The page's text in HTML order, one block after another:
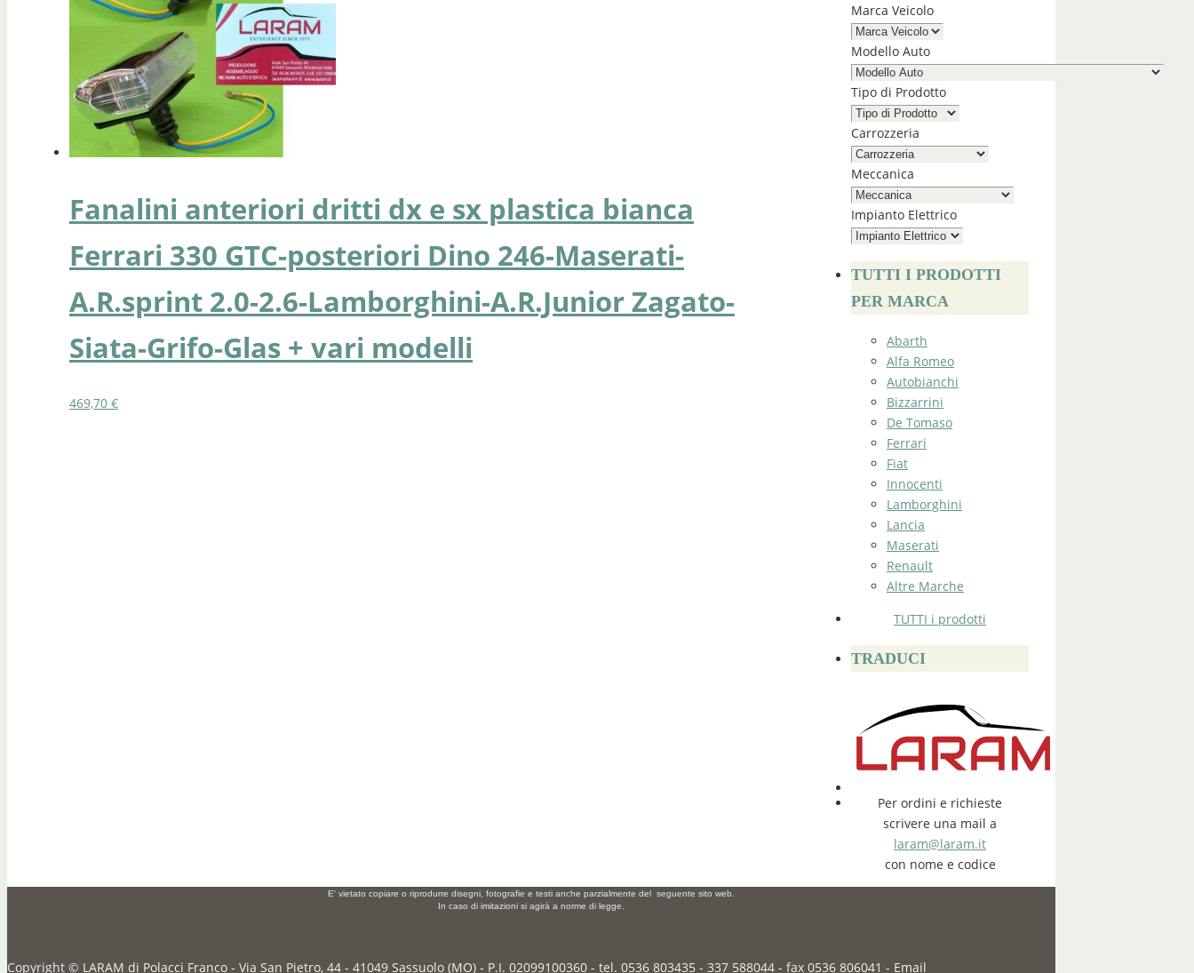
Fanalini anteriori dritti dx e sx plastica bianca
Ferrari 330 GTC-posteriori Dino 246-Maserati-
A.R.sprint 2.0-2.6-Lamborghini-A.R.Junior Zagato-
Siata-Grifo-Glas + vari modelli
469,70 €
Marca Veicolo
Modello Auto
Tipo di Prodotto
Carrozzeria
Meccanica
Impianto Elettrico
TUTTI I PRODOTTI
PER MARCA
Abarth
Alfa Romeo
Autobianchi
Bizzarrini
De Tomaso
Ferrari
Fiat
Innocenti
Lamborghini
Lancia
Maserati
Renault
Altre Marche
TUTTI i prodotti
TRADUCI
Per ordini e richieste
scrivere una mail a
laram@laram.it
con nome e codice
E' vietato copiare o riprodurre disegni, fotografie e testi anche parzialmente del seguente sito web.
In caso di imitazioni si agirà a norme di legge.
Copyright © LARAM di Polacci Franco - Via San Pietro, 44 - 41049 Sassuolo (MO) - P.I. 02099100360 - tel. 0536 803435 - 337 588044 - fax 0536 806041 - Email